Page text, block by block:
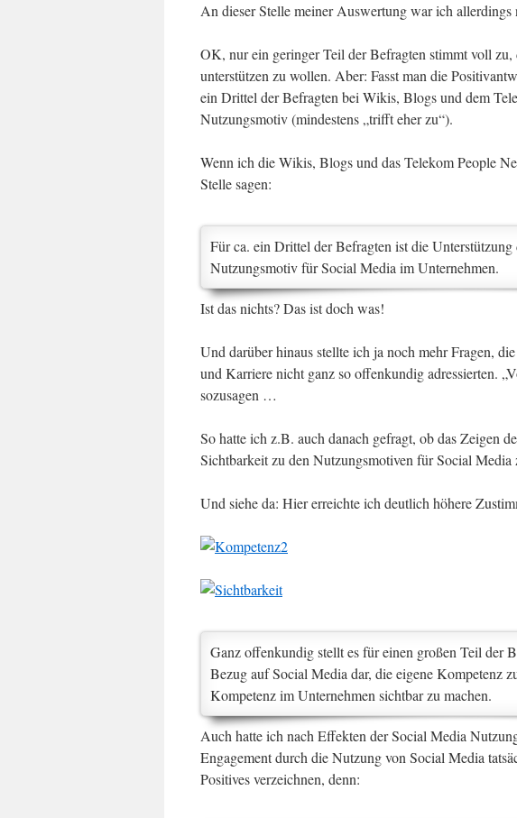
An dieser Stelle meiner Auswertung war ich
OK, nur ein geringer Teil der Befragten stimmt voll
unterstützen zu wollen. Aber: Fasst man die
ein Drittel der Befragten bei Wikis, Blogs und dem
Nutzungsmotiv (mindestens „trifft eher zu“).
Wenn ich die Wikis, Blogs und das Telekom People
Stelle sagen:
Für ca. ein Drittel der Befragten ist die
Nutzungsmotiv für Social Media im Unternehmen.
Ist das nichts? Das ist doch was!
Und darüber hinaus stellte ich ja noch mehr Fragen,
und Karriere nicht ganz so offenkundig adressierten.
sozusagen …
So hatte ich z.B. auch danach gefragt, ob das Zeigen
Sichtbarkeit zu den Nutzungsmotiven für Social Media
Und siehe da: Hier erreichte ich deutlich höhere
Ganz offenkundig stellt es für einen großen Teil der
Bezug auf Social Media dar, die eigene Kompetenz
Kompetenz im Unternehmen sichtbar zu machen.
Auch hatte ich nach Effekten der Social Media
Engagement durch die Nutzung von Social Media
Positives verzeichnen, denn: